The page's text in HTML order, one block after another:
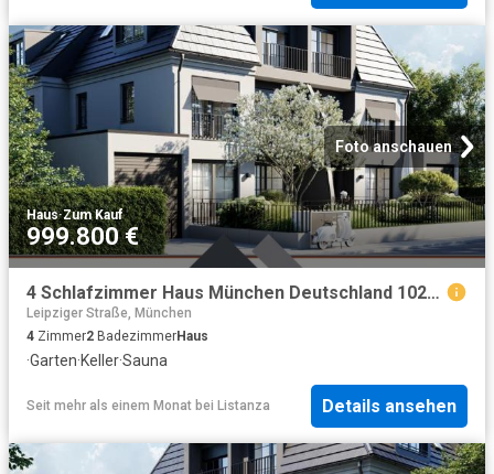
Foto anschauen
Haus·Zum Kauf
999.800 €
4 Schlafzimmer Haus München Deutschland 102579994
Leipziger Straße, München
4 Zimmer2 BadezimmerHaus
·Garten·Keller·Sauna
Seit mehr als einem Monat bei Listanza Details ansehen